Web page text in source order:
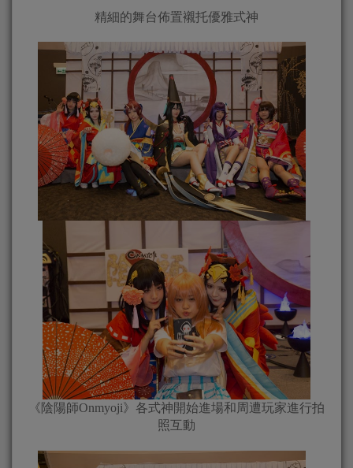
精細的舞台佈置襯托優雅式神
《陰陽師Onmyoji》各式神開始進場和周遭玩家進行拍
照互動